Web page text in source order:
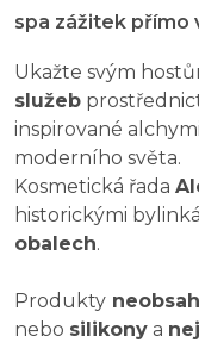
spa zážitek přímo
Ukažte svým
služeb
inspirované
moderního světa.
Kosmetická řada
historickými
obalech.
Produkty
nebo silikony a